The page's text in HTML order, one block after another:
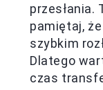
przesłania.
pamiętaj,
szybkim
Dlatego
czas